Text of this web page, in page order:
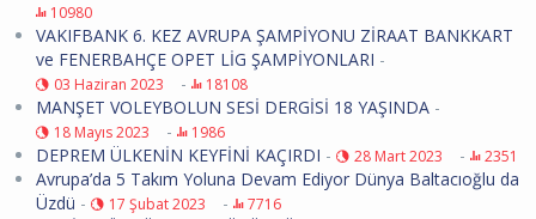
10980
VAKIFBANK 6. KEZ AVRUPA ŞAMPİYONU ZİRAAT BANKKART
ve FENERBAHÇE OPET LİG ŞAMPİYONLARI -
03 Haziran 2023 - 18108
MANŞET VOLEYBOLUN SESİ DERGİSİ 18 YAŞINDA -
18 Mayıs 2023 - 1986
DEPREM ÜLKENİN KEYFİNİ KAÇIRDI - 28 Mart 2023 - 2351
Avrupa’da 5 Takım Yoluna Devam Ediyor Dünya Baltacıoğlu da
Üzdü - 17 Şubat 2023 - 7716